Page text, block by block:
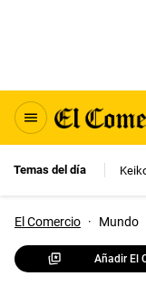
Temas del día
El Comercio · Mundo
Añadir El